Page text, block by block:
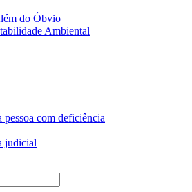
do Óbvio
Ambiental
pessoa com deficiência
judicial